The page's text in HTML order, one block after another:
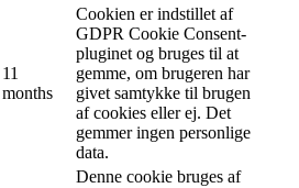
11
months
Cookien er indstillet af
GDPR Cookie Consent-
pluginet og bruges til at
gemme, om brugeren har
givet samtykke til brugen
af cookies eller ej. Det
gemmer ingen personlige
data.
Denne cookie bruges af